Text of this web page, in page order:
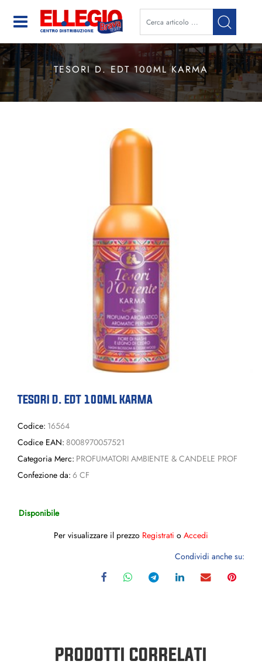
Open
TESORI D. EDT 100ML KARMA
TESORI D. EDT 100ML KARMA
Codice: 16564
Codice EAN: 8008970057521
Categoria Merc: PROFUMATORI AMBIENTE & CANDELE PROF
Confezione da: 6 CF
Disponibile
Per visualizzare il prezzo Registrati o Accedi
Condividi anche su:
PRODOTTI CORRELATI